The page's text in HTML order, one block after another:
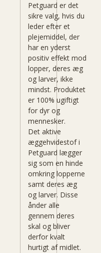
Petguard er det
sikre valg, hvis du
leder efter et
plejemiddel, der
har en yderst
positiv effekt mod
lopper, deres æg
og larver, ikke
mindst. Produktet
er 100% ugiftigt
for dyr og
mennesker.
Det aktive
æggehvidestof i
Petguard lægger
sig som en hinde
omkring lopperne
samt deres æg
og larver. Disse
ånder alle
gennem deres
skal og bliver
derfor kvalt
hurtigt af midlet.